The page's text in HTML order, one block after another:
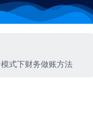
式下财务做账方法